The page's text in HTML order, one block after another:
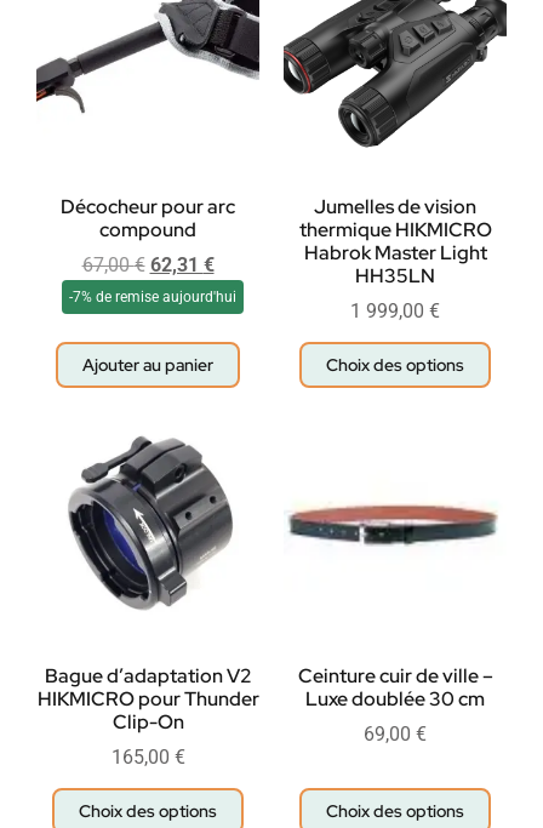
Décocheur pour arc
compound
67,00€ 62,31 €
-7% de remise aujourd'hui
Ajouter au panier
Jumelles de vision
thermique HIKMICRO
Habrok Master Light
HH35LN
1 999,00 €
Choix des options
Bague d’adaptation V2
HIKMICRO pour Thunder
Clip-On
165,00 €
Choix des options
Ceinture cuir de ville –
Luxe doublée 30 cm
69,00 €
Choix des options